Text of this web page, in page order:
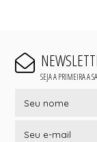
SEJA A PRIMEIRA A